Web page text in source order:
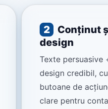
2
Conținut
design
Texte persuasive
design credibil, cu
butoane de
clare pentru